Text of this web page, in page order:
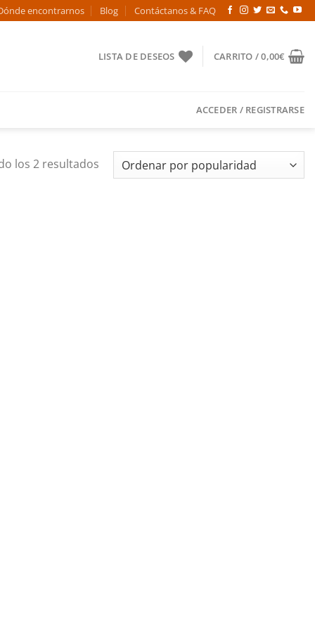
encontrarnos Blog Contáctanos & FAQ
LISTA DE DESEOS CARRITO /0,00€
ACCEDER / REGISTRARSE
los 2 resultadosOrdenado
por